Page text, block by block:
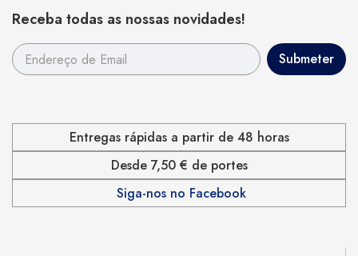
Receba todas as nossas novidades!
Entregas rápidas a partir de 48 horas
Desde 7,50 € de portes
Siga-nos no Facebook